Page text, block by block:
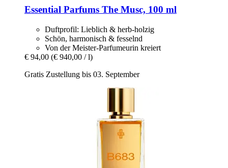
Essential Parfums The Musc, 100 ml
Duftprofil: Lieblich & herb-holzig
Schön, harmonisch & fesselnd
Von der Meister-Parfumeurin kreiert
€ 94,00 (€ 940,00 / l)
Gratis Zustellung bis 03. September